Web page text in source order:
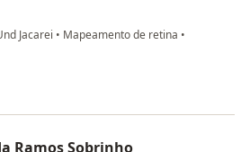
Jacarei • Mapeamento de retina •
Felipe da Silva
Ramos Sobrinho